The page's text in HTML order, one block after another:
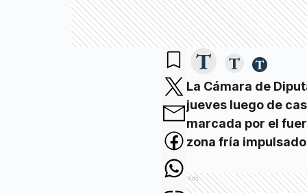
La Cámara de
jueves luego de
marcada por el
zona fría
Ads